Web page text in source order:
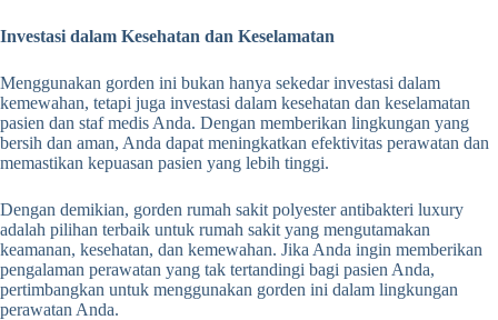
Investasi dalam Kesehatan dan Keselamatan
Menggunakan gorden ini bukan hanya sekedar investasi dalam
kemewahan, tetapi juga investasi dalam kesehatan dan keselamatan
pasien dan staf medis Anda. Dengan memberikan lingkungan yang
bersih dan aman, Anda dapat meningkatkan efektivitas perawatan dan
memastikan kepuasan pasien yang lebih tinggi.
Dengan demikian, gorden rumah sakit polyester antibakteri luxury
adalah pilihan terbaik untuk rumah sakit yang mengutamakan
keamanan, kesehatan, dan kemewahan. Jika Anda ingin memberikan
pengalaman perawatan yang tak tertandingi bagi pasien Anda,
pertimbangkan untuk menggunakan gorden ini dalam lingkungan
perawatan Anda.